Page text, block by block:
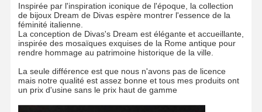
Inspirée par l'inspiration iconique de l'époque, la collection
de bijoux Dream de Divas espère montrer l'essence de la
féminité italienne.
La conception de Divas's Dream est élégante et accueillante,
inspirée des mosaïques exquises de la Rome antique pour
rendre hommage au patrimoine historique de la ville.
La seule différence est que nous n'avons pas de licence
mais notre qualité est assez bonne et tous mes produits ont
un prix d'usine sans le prix haut de gamme